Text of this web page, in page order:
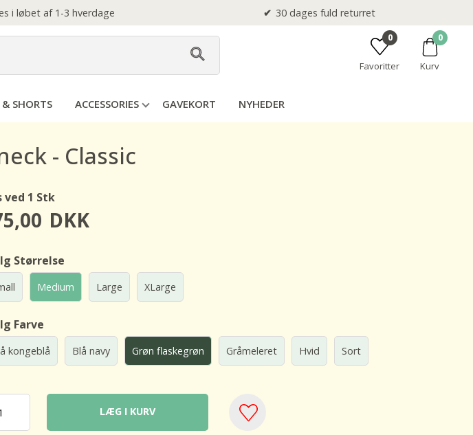
i løbet af 1-3 hverdage 30 dages fuld returret
0
Favoritter
0
Kurv
SHORTS ACCESSORIES GAVEKORT NYHEDER
- Classic
ved 1 Stk
DKK
Størrelse
Medium Large XLarge
Farve
kongeblå Blå navy Grøn flaskegrøn Gråmeleret Hvid Sort
LÆG I KURV